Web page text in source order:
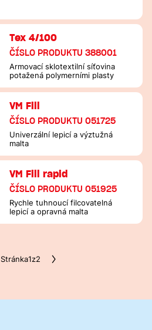
Tex 4/100
ČÍSLO PRODUKTU 388001
Armovací sklotextilní síťovina
potažená polymerními plasty
VM Fill
ČÍSLO PRODUKTU 051725
Univerzální lepicí a výztužná
malta
VM Fill rapid
ČÍSLO PRODUKTU 051925
Rychle tuhnoucí filcovatelná
lepicí a opravná malta
Stránka1z2